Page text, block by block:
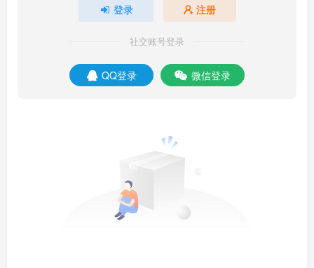
登录 注册
社交账号登录
QQ登录 微信登录